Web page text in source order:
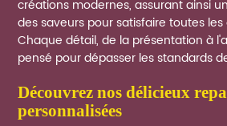
créations modernes, assurant ainsi
des saveurs pour satisfaire toutes
Chaque détail, de la présentation à
pensé pour dépasser les standards
découvrez nos délicieux repas et solutions
personnalisées